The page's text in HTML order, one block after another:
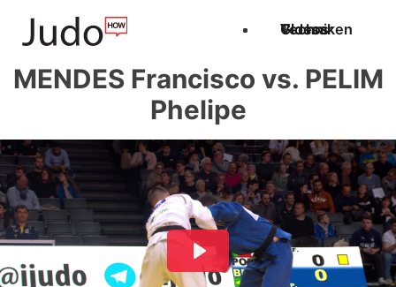
Techniken
Videos
Glossar
MENDES Francisco vs. PELIM
Phelipe